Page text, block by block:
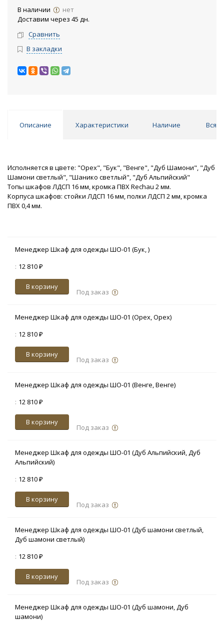
В наличии
нет
Доставим через 45 дн.
Сравнить
В закладки
Описание Характеристики Наличие Вся
Исполняется в цвете: "Орех", "Бук", "Венге", "Дуб Шамони", "Дуб
Шамони светлый", "Шанико светлый", "Дуб Альпийский"
Топы шкафов ЛДСП 16 мм, кромка ПВХ Rechau 2 мм.
Корпуса шкафов: стойки ЛДСП 16 мм, полки ЛДСП 2 мм, кромка
ПВХ 0,4 мм.
Менеджер Шкаф для одежды ШО-01 (Бук, )
: 12 810 ₽
В корзину
Под заказ
Менеджер Шкаф для одежды ШО-01 (Орех, Орех)
: 12 810 ₽
В корзину
Под заказ
Менеджер Шкаф для одежды ШО-01 (Венге, Венге)
: 12 810 ₽
В корзину
Под заказ
Менеджер Шкаф для одежды ШО-01 (Дуб Альпийский, Дуб
Альпийский)
: 12 810 ₽
В корзину
Под заказ
Менеджер Шкаф для одежды ШО-01 (Дуб шамони светлый,
Дуб шамони светлый)
: 12 810 ₽
В корзину
Под заказ
Менеджер Шкаф для одежды ШО-01 (Дуб шамони, Дуб
шамони)